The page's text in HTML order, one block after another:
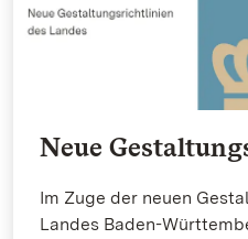
Neue
Im Zuge der neuen
Landes Baden-